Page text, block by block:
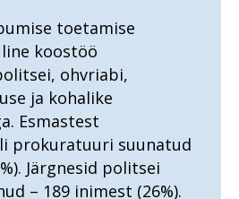
Viru ringkonnaprokuratuur
aastal 2021
Prokuratuuri aastaraamat 2020
Peaprokuröri pöördumine
Kriminaalmenetluse statistika
Vahistamine ja
konfiskeerimine
Prokuratuuri aastaraamat 2019
Peaprokuröri pöördumine
Missioon, visioon ja
väärtused
Prokuratuuri aastaraamat 2018
Riigi peaprokuröri
pöördumine
Prokuratuuri aastaraamat 2017
Riigi peaprokuröri
Prokuratuuri aastaraamat 2016
toetamise
koostöö
ohvriabi,
ja kohalike
Esmastest
prokuratuuri suunatud
Järgnesid politsei
– 189 inimest (26%).